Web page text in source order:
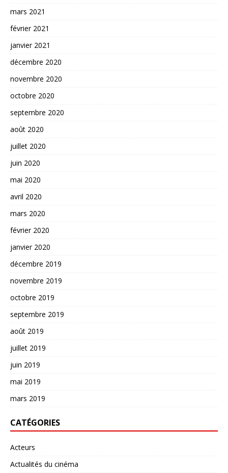
mars 2021
février 2021
janvier 2021
décembre 2020
novembre 2020
octobre 2020
septembre 2020
août 2020
juillet 2020
juin 2020
mai 2020
avril 2020
mars 2020
février 2020
janvier 2020
décembre 2019
novembre 2019
octobre 2019
septembre 2019
août 2019
juillet 2019
juin 2019
mai 2019
mars 2019
CATÉGORIES
Acteurs
Actualités du cinéma